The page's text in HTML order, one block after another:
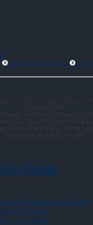
Chính sách bảo dưỡng
An Khánh
về Hyundai An Khánh
TC Motor
– Sứ mệnh